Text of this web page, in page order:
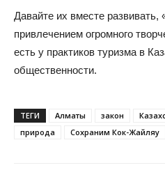
Давайте их вместе развивать,
привлечением огромного
есть у практиков туризма в
общественности.
ТЕГИ Алматы закон
природа
Сохраним Кок-Жайляу